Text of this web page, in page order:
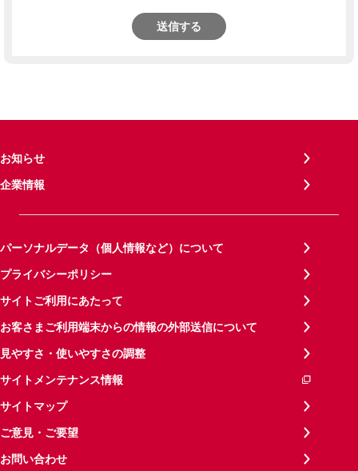
送信する
お知らせ
企業情報
パーソナルデータ（個人情報など）について
プライバシーポリシー
サイトご利用にあたって
お客さまご利用端末からの情報の外部送信について
見やすさ・使いやすさの調整
サイトメンテナンス情報
サイトマップ
ご意見・ご要望
お問い合わせ